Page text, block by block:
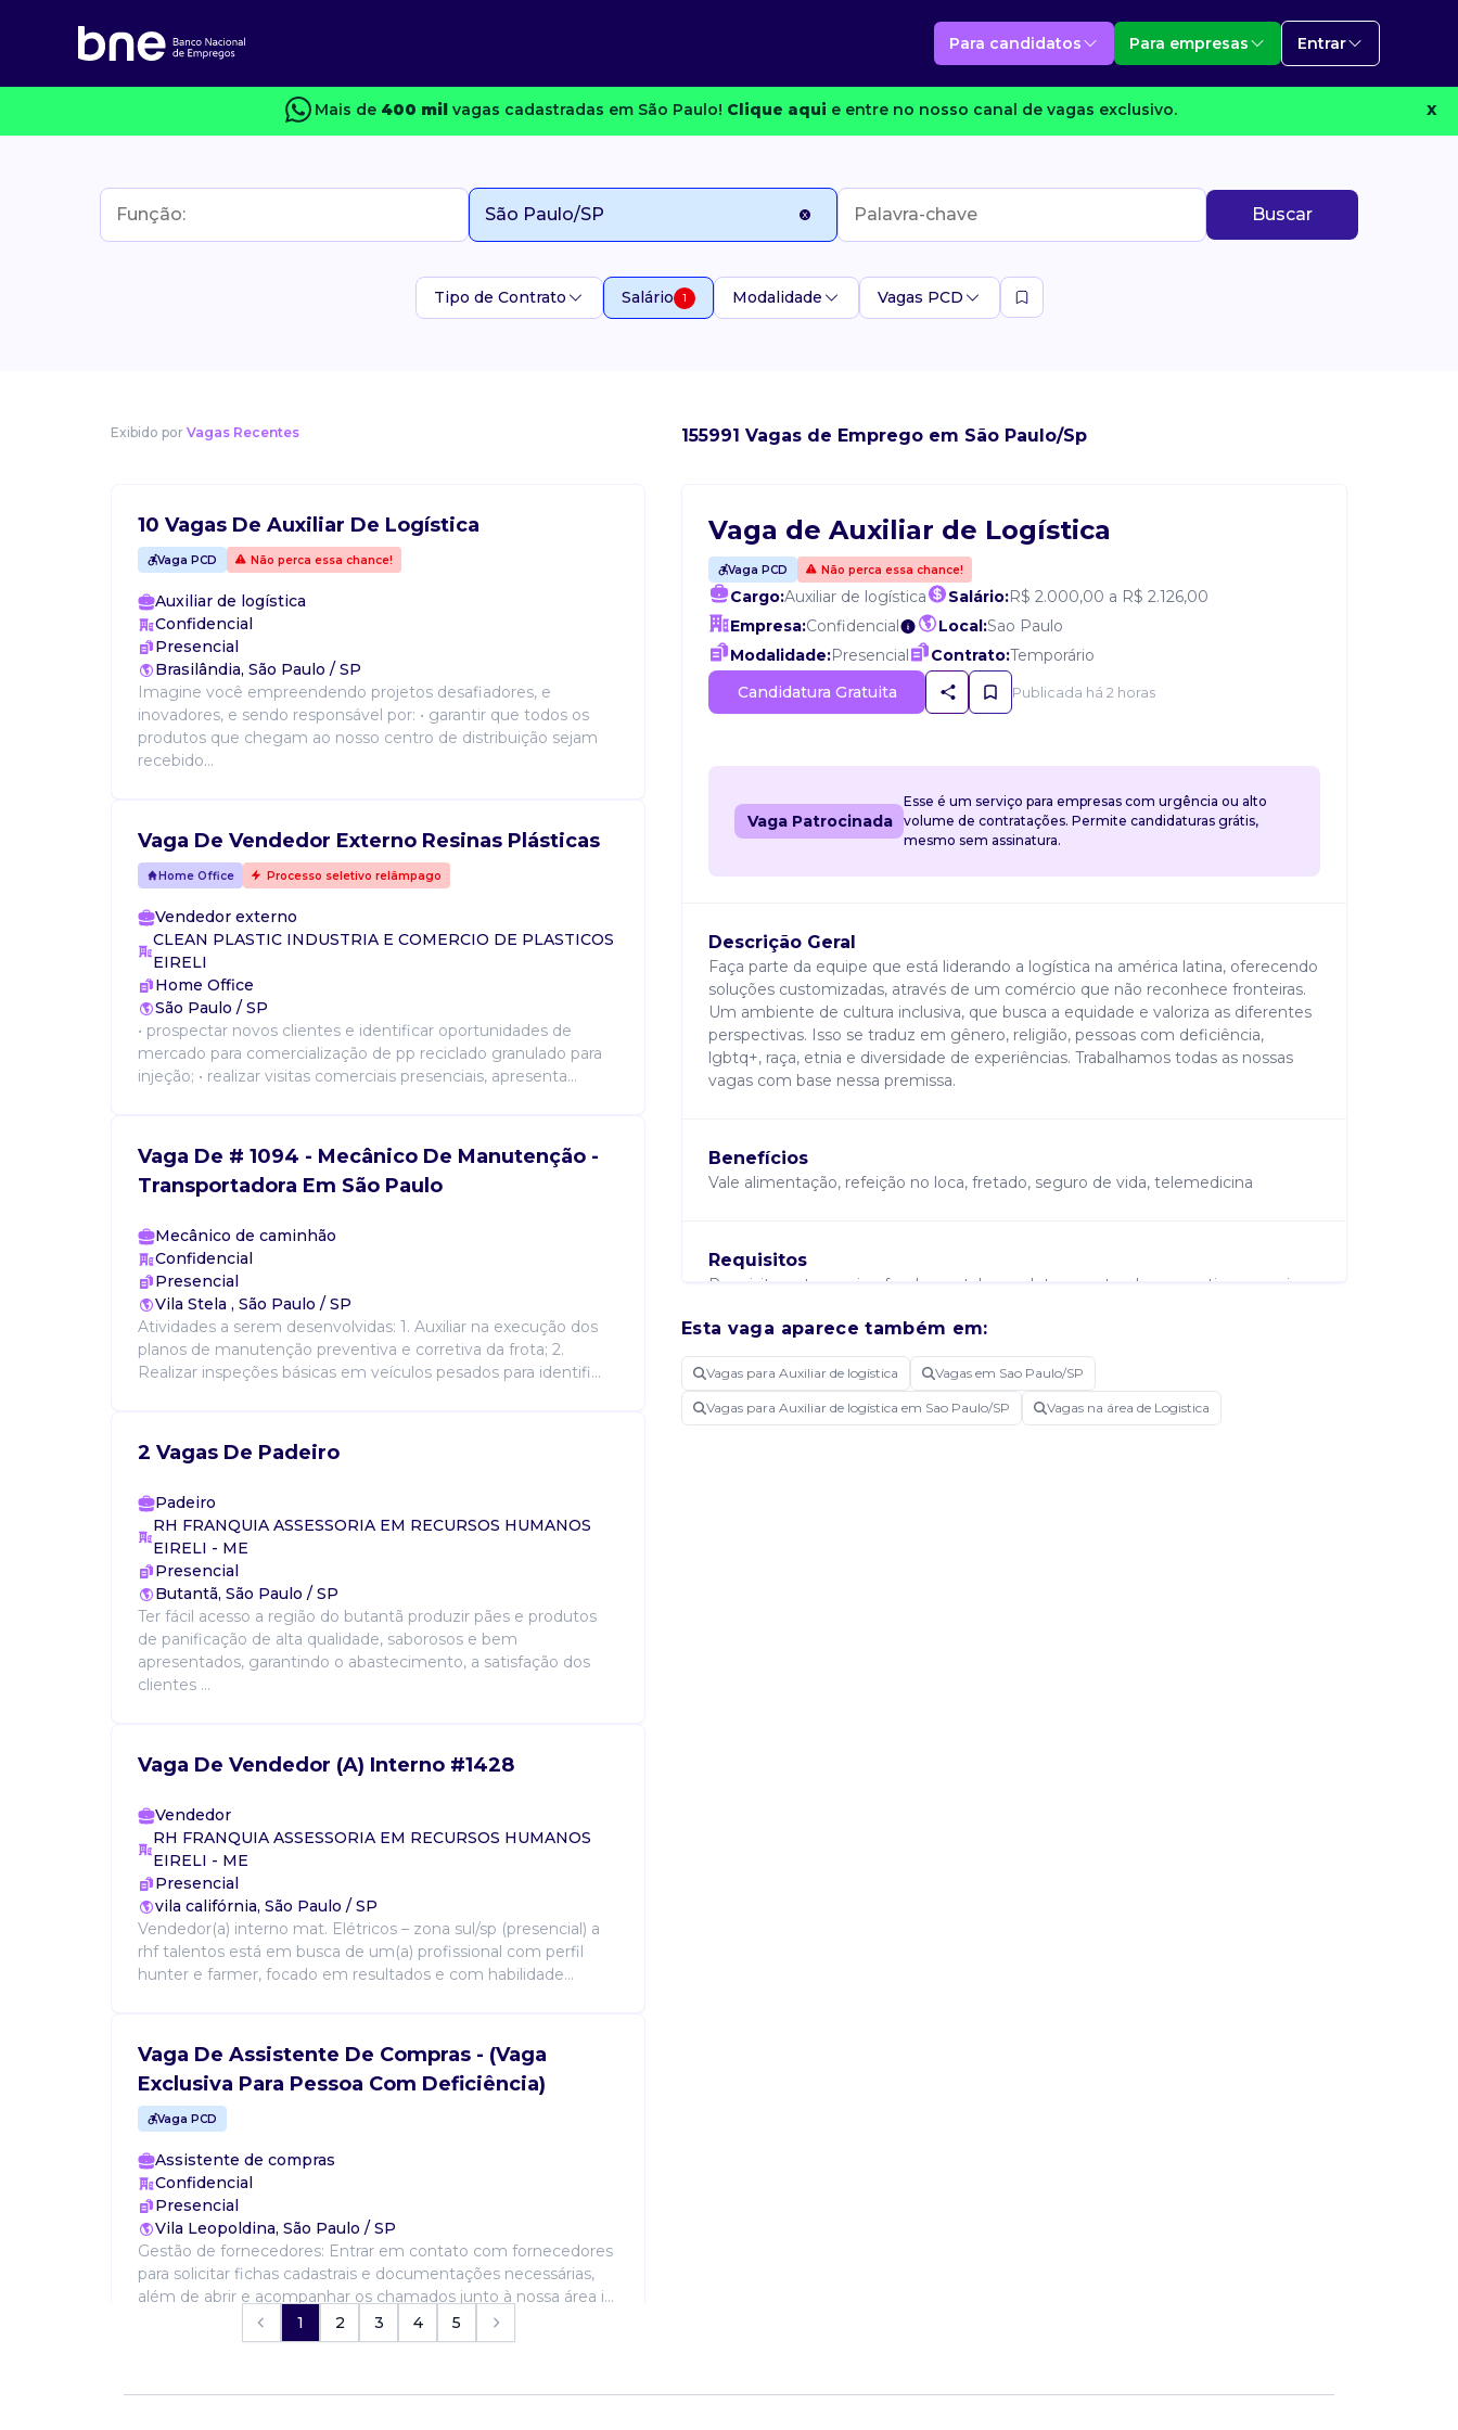
Para candidatos Para empresas Entrar
Mais de 400 milvagas cadastradas em São Paulo! Clique aqui e entre no nosso canal de vagas exclusivo. X
Buscar
Tipo de Contrato Salário 1 Modalidade Vagas PCD
Exibido por Vagas Recentes 155991 Vagas de Emprego em São Paulo/Sp
10 Vagas De Auxiliar De Logística
Vaga PCD Não perca essa chance!
Auxiliar de logística
Confidencial
Presencial
Brasilândia, São Paulo / SP
Imagine você empreendendo projetos desafiadores, e
inovadores, e sendo responsável por: • garantir que todos os
produtos que chegam ao nosso centro de distribuição sejam
recebido...
Vaga De Vendedor Externo Resinas Plásticas
Home Office Processo seletivo relâmpago
Vendedor externo
CLEAN PLASTIC INDUSTRIA E COMERCIO DE PLASTICOS
EIRELI
Home Office
São Paulo / SP
• prospectar novos clientes e identificar oportunidades de
mercado para comercialização de pp reciclado granulado para
injeção; • realizar visitas comerciais presenciais, apresenta...
Vaga De # 1094 - Mecânico De Manutenção -
Transportadora Em São Paulo
Mecânico de caminhão
Confidencial
Presencial
Vila Stela , São Paulo / SP
Atividades a serem desenvolvidas: 1. Auxiliar na execução dos
planos de manutenção preventiva e corretiva da frota; 2.
Realizar inspeções básicas em veículos pesados para identifi...
2 Vagas De Padeiro
Padeiro
RH FRANQUIA ASSESSORIA EM RECURSOS HUMANOS
EIRELI - ME
Presencial
Butantã, São Paulo / SP
Ter fácil acesso a região do butantã produzir pães e produtos
de panificação de alta qualidade, saborosos e bem
apresentados, garantindo o abastecimento, a satisfação dos
clientes ...
Vaga De Vendedor (A) Interno #1428
Vendedor
RH FRANQUIA ASSESSORIA EM RECURSOS HUMANOS
EIRELI - ME
Presencial
vila califórnia, São Paulo / SP
Vendedor(a) interno mat. Elétricos – zona sul/sp (presencial) a
rhf talentos está em busca de um(a) profissional com perfil
hunter e farmer, focado em resultados e com habilidade...
Vaga De Assistente De Compras - (Vaga
Exclusiva Para Pessoa Com Deficiência)
Vaga PCD
Assistente de compras
Confidencial
Presencial
Vila Leopoldina, São Paulo / SP
Gestão de fornecedores: Entrar em contato com fornecedores
para solicitar fichas cadastrais e documentações necessárias,
além de abrir e acompanhar os chamados junto à nossa área i...
1 2 3 4 5
Vaga de Auxiliar de Logística
Vaga PCD Não perca essa chance!
Cargo:Auxiliar de logística Salário:R$ 2.000,00 a R$ 2.126,00
Empresa:Confidencial Local:Sao Paulo
Modalidade:Presencial Contrato:Temporário
Candidatura Gratuita
Publicada há 2 horas
Vaga Patrocinada
Esse é um serviço para empresas com urgência ou alto
volume de contratações. Permite candidaturas grátis,
mesmo sem assinatura.
Descrição Geral
Faça parte da equipe que está liderando a logística na américa latina, oferecendo
soluções customizadas, através de um comércio que não reconhece fronteiras.
Um ambiente de cultura inclusiva, que busca a equidade e valoriza as diferentes
perspectivas. Isso se traduz em gênero, religião, pessoas com deficiência,
lgbtq+, raça, etnia e diversidade de experiências. Trabalhamos todas as nossas
vagas com base nessa premissa.
Benefícios
Vale alimentação, refeição no loca, fretado, seguro de vida, telemedicina
Requisitos
Requisitos: • ter ensino fundamental completo; • gostar de competir em equipe
melhor maneira de fazer; • interesse genuíno na qualidade do produto a ser
entregue; • se conectar com o usuário; ter disponibilidade de horário será um
diferencial!
Esta vaga aparece também em:
Vagas para Auxiliar de logística Vagas em Sao Paulo/SP
Vagas para Auxiliar de logística em Sao Paulo/SP Vagas na área de Logistica